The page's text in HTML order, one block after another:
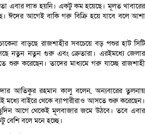
এবার লাভ হয়নি। একটু কম হয়েছে। মূলত খাবারের
ঈদের আগেই বাকি গরু বিক্রি হয়ে যাবে বলে আশা
বাড়ছে রাজশাহীর সবচেয়ে বড় পশুর হাট সিটি
নতুন নতুন গুরু এবং ক্রেতারা। এরইমধ্যে জেলার
শুরু করেছেন। তাদের মাধ্যমে গরু যাচ্ছে রাজশাহী
আতিকুর রহমান কালু বলেন, অন্যবারের তুলনায়
বাইরে থেকে ব্যাপারীরাও আসতে শুরু করেছেন।
আগে থেকেই মূলবাজার জমে উঠবে। তবে এবার
বেশি বলে মনে হচ্ছে।